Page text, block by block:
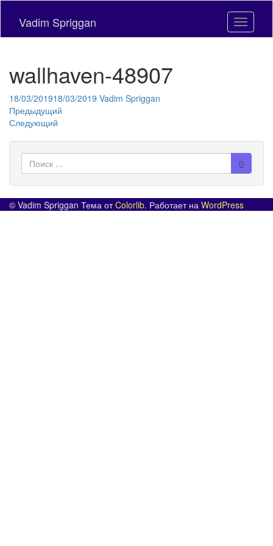
Vadim Spriggan Toggle
wallhaven-48907
18/03/201918/03/2019 Vadim Spriggan
Предыдущий
Следующий
Поиск
для:
© Vadim Spriggan Тема отColorlib. Работает на WordPress